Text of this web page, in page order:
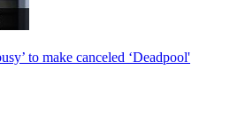
to make canceled ‘Deadpool'